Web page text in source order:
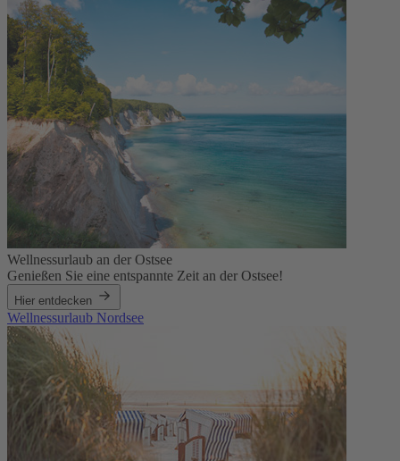
Wellnessurlaub an der Ostsee
Genießen Sie eine entspannte Zeit an der Ostsee!
Hier entdecken
Wellnessurlaub Nordsee